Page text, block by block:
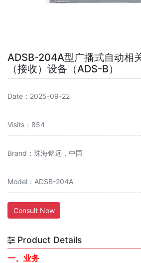
ADSB-204A型广播式自动相
（接收）设备（ADS-B）
Date：2025-09-22
Visits：854
Brand：珠海铭远，中国
Model：ADSB-204A
Consult Now
Product Details
一、 业务